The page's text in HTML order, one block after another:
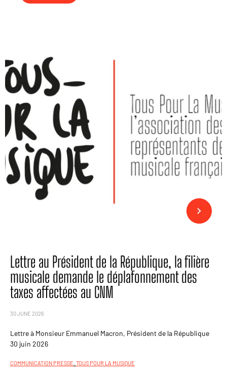
Lettre au Président de la République, la filière
musicale demande le déplafonnement des
taxes affectées au CNM
30 JUNE 2026
Lettre à Monsieur Emmanuel Macron, Président de la République
30 juin 2026
COMMUNICATION PRESSE, TOUS POUR LA MUSIQUE